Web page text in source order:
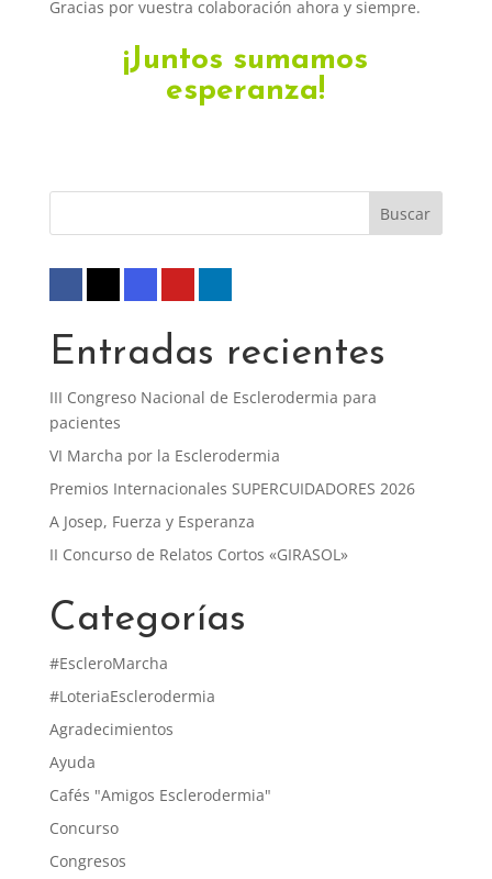
Gracias por vuestra colaboración ahora y siempre.
¡Juntos sumamos
esperanza!
Entradas recientes
III Congreso Nacional de Esclerodermia para
pacientes
VI Marcha por la Esclerodermia
Premios Internacionales SUPERCUIDADORES 2026
A Josep, Fuerza y Esperanza
II Concurso de Relatos Cortos «GIRASOL»
Categorías
#EscleroMarcha
#LoteriaEsclerodermia
Agradecimientos
Ayuda
Cafés "Amigos Esclerodermia"
Concurso
Congresos